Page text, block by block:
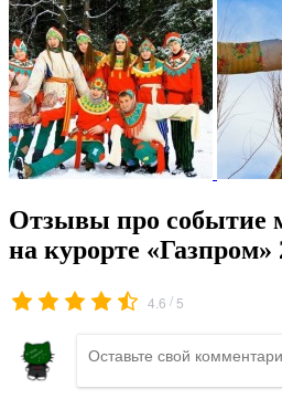
Отзывы про событие
на курорте «Газпром»
4.6 / 5